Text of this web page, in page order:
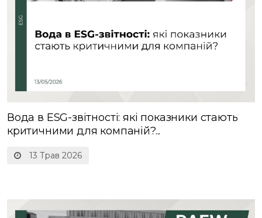
13 Трав 2026
Вода в ESG-звітності: які показники стають
критичними для компаній?...